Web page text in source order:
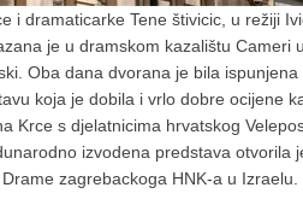
i dramaticarke Tene štivicic, u režiji
je u dramskom kazalištu Cameri
Oba dana dvorana je bila ispunjena
koja je dobila i vrlo dobre ocijene
Krce s djelatnicima hrvatskog
izvodena predstava otvorila
zagrebackoga HNK-a u Izraelu.